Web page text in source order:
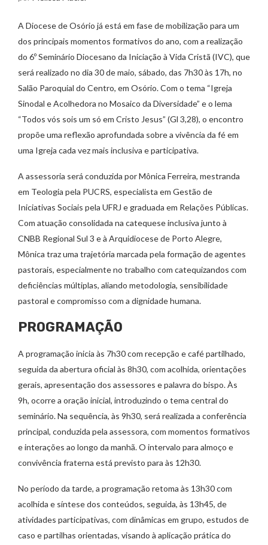
A Diocese de Osório já está em fase de mobilização para um
dos principais momentos formativos do ano, com a realização
do 6º Seminário Diocesano da Iniciação à Vida Cristã (IVC), que
será realizado no dia 30 de maio, sábado, das 7h30 às 17h, no
Salão Paroquial do Centro, em Osório. Com o tema “Igreja
Sinodal e Acolhedora no Mosaico da Diversidade” e o lema
“Todos vós sois um só em Cristo Jesus” (Gl 3,28), o encontro
propõe uma reflexão aprofundada sobre a vivência da fé em
uma Igreja cada vez mais inclusiva e participativa.
A assessoria será conduzida por Mônica Ferreira, mestranda
em Teologia pela PUCRS, especialista em Gestão de
Iniciativas Sociais pela UFRJ e graduada em Relações Públicas.
Com atuação consolidada na catequese inclusiva junto à
CNBB Regional Sul 3 e à Arquidiocese de Porto Alegre,
Mônica traz uma trajetória marcada pela formação de agentes
pastorais, especialmente no trabalho com catequizandos com
deficiências múltiplas, aliando metodologia, sensibilidade
pastoral e compromisso com a dignidade humana.
PROGRAMAÇÃO
A programação inicia às 7h30 com recepção e café partilhado,
seguida da abertura oficial às 8h30, com acolhida, orientações
gerais, apresentação dos assessores e palavra do bispo. Às
9h, ocorre a oração inicial, introduzindo o tema central do
seminário. Na sequência, às 9h30, será realizada a conferência
principal, conduzida pela assessora, com momentos formativos
e interações ao longo da manhã. O intervalo para almoço e
convivência fraterna está previsto para às 12h30.
No período da tarde, a programação retoma às 13h30 com
acolhida e síntese dos conteúdos, seguida, às 13h45, de
atividades participativas, com dinâmicas em grupo, estudos de
caso e partilhas orientadas, visando à aplicação prática do